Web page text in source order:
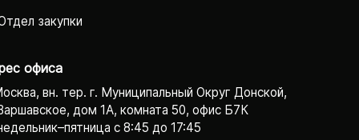
закупки
офиса
вн. тер. г. Муниципальный Округ Донской,
дом 1А, комната 50, офис Б7К
с 8:45 до 17:45